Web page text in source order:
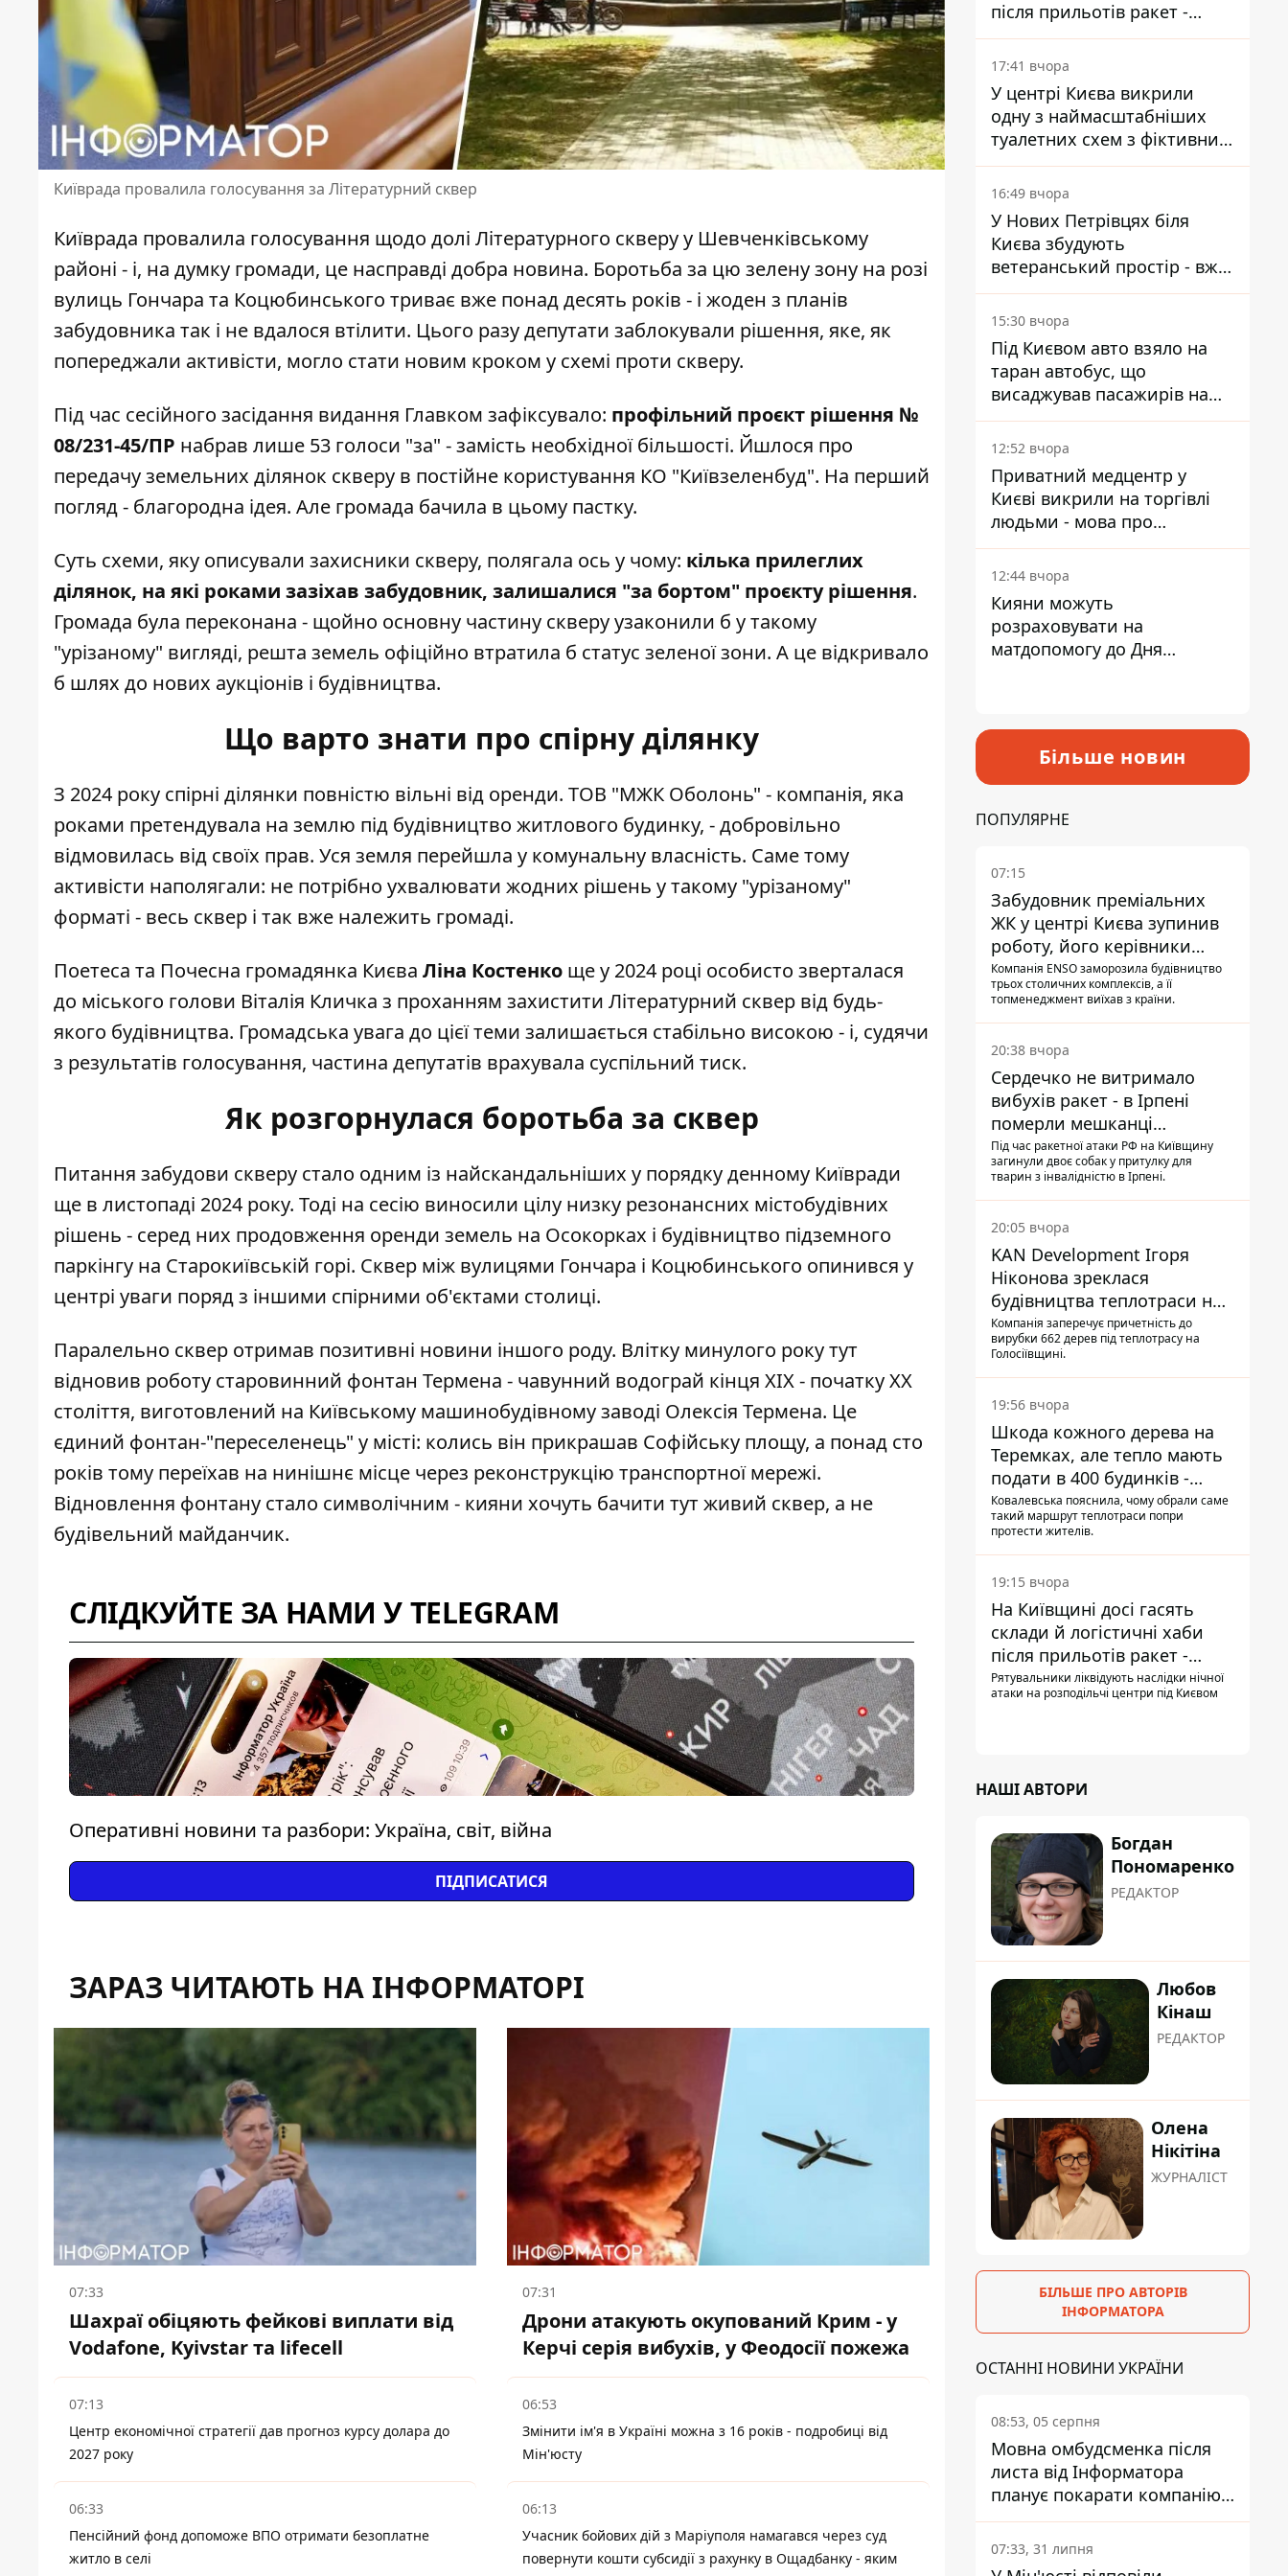
Київрада провалила голосування за Літературний сквер
Київрада провалила голосування щодо долі Літературного скверу у Шевченківському
районі - і, на думку громади, це насправді добра новина. Боротьба за цю зелену зону на розі
вулиць Гончара та Коцюбинського триває вже понад десять років - і жоден з планів
забудовника так і не вдалося втілити. Цього разу депутати заблокували рішення, яке, як
попереджали активісти, могло стати новим кроком у схемі проти скверу.
Під час сесійного засідання видання Главком зафіксувало: профільний проєкт рішення №
08/231-45/ПР набрав лише 53 голоси "за" - замість необхідної більшості. Йшлося про
передачу земельних ділянок скверу в постійне користування КО "Київзеленбуд". На перший
погляд - благородна ідея. Але громада бачила в цьому пастку.
Суть схеми, яку описували захисники скверу, полягала ось у чому: кілька прилеглих
ділянок, на які роками зазіхав забудовник, залишалися "за бортом" проєкту рішення.
Громада була переконана - щойно основну частину скверу узаконили б у такому
"урізаному" вигляді, решта земель офіційно втратила б статус зеленої зони. А це відкривало
б шлях до нових аукціонів і будівництва.
Що варто знати про спірну ділянку
З 2024 року спірні ділянки повністю вільні від оренди. ТОВ "МЖК Оболонь" - компанія, яка
роками претендувала на землю під будівництво житлового будинку, - добровільно
відмовилась від своїх прав. Уся земля перейшла у комунальну власність. Саме тому
активісти наполягали: не потрібно ухвалювати жодних рішень у такому "урізаному"
форматі - весь сквер і так вже належить громаді.
Поетеса та Почесна громадянка Києва Ліна Костенко ще у 2024 році особисто зверталася
до міського голови Віталія Кличка з проханням захистити Літературний сквер від будь-
якого будівництва. Громадська увага до цієї теми залишається стабільно високою - і, судячи
з результатів голосування, частина депутатів врахувала суспільний тиск.
Як розгорнулася боротьба за сквер
Питання забудови скверу стало одним із найскандальніших у порядку денному Київради
ще в листопаді 2024 року. Тоді на сесію виносили цілу низку резонансних містобудівних
рішень - серед них продовження оренди земель на Осокорках і будівництво підземного
паркінгу на Старокиївській горі. Сквер між вулицями Гончара і Коцюбинського опинився у
центрі уваги поряд з іншими спірними об'єктами столиці.
Паралельно сквер отримав позитивні новини іншого роду. Влітку минулого року тут
відновив роботу старовинний фонтан Термена - чавунний водограй кінця XIX - початку XX
століття, виготовлений на Київському машинобудівному заводі Олексія Термена. Це
єдиний фонтан-"переселенець" у місті: колись він прикрашав Софійську площу, а понад сто
років тому переїхав на нинішнє місце через реконструкцію транспортної мережі.
Відновлення фонтану стало символічним - кияни хочуть бачити тут живий сквер, а не
будівельний майданчик.
СЛІДКУЙТЕ ЗА НАМИ У TELEGRAM
Оперативні новини та разбори: Україна, світ, війна
ПІДПИСАТИСЯ
ЗАРАЗ ЧИТАЮТЬ НА ІНФОРМАТОРІ
07:33
Шахраї обіцяють фейкові виплати від
Vodafone, Kyivstar та lifecell
07:31
Дрони атакують окупований Крим - у
Керчі серія вибухів, у Феодосії пожежа
07:13
Центр економічної стратегії дав прогноз курсу долара до
2027 року
06:53
Змінити ім'я в Україні можна з 16 років - подробиці від
Мін'юсту
06:33
Пенсійний фонд допоможе ВПО отримати безоплатне
житло в селі
06:13
Учасник бойових дій з Маріуполя намагався через суд
повернути кошти субсидії з рахунку в Ощадбанку - яким
після прильотів ракет -
ДСНС
17:41 вчора
У центрі Києва викрили
одну з наймасштабніших
туалетних схем з фіктивним
будинком
16:49 вчора
У Нових Петрівцях біля
Києва збудують
ветеранський простір - вже
знайшли проєктанта
15:30 вчора
Під Києвом авто взяло на
таран автобус, що
висаджував пасажирів на
зупинці - пасажирка в
лікарні
12:52 вчора
Приватний медцентр у
Києві викрили на торгівлі
людьми - мова про
сурогатне материнство
12:44 вчора
Кияни можуть
розраховувати на
матдопомогу до Дня
Більше новин
ПОПУЛЯРНЕ
07:15
Забудовник преміальних
ЖК у центрі Києва зупинив
роботу, його керівники
втекли з України - Bihus.info
Компанія ENSO заморозила будівництво
трьох столичних комплексів, а її
топменеджмент виїхав з країни.
20:38 вчора
Сердечко не витримало
вибухів ракет - в Ірпені
померли мешканці
притулку для собак з
інвалідністю
Під час ракетної атаки РФ на Київщину
загинули двоє собак у притулку для
тварин з інвалідністю в Ірпені.
20:05 вчора
KAN Development Ігоря
Ніконова зреклася
будівництва теплотраси на
Теремках
Компанія заперечує причетність до
вирубки 662 дерев під теплотрасу на
Голосіївщині.
19:56 вчора
Шкода кожного дерева на
Теремках, але тепло мають
подати в 400 будинків -
депутатка Київради
Ковалевська пояснила, чому обрали саме
такий маршрут теплотраси попри
протести жителів.
19:15 вчора
На Київщині досі гасять
склади й логістичні хаби
після прильотів ракет -
ДСНС
Рятувальники ліквідують наслідки нічної
атаки на розподільчі центри під Києвом
НАШІ АВТОРИ
Богдан
Пономаренко
РЕДАКТОР
Любов
Кінаш
РЕДАКТОР
Олена
Нікітіна
ЖУРНАЛІСТ
БІЛЬШЕ ПРО АВТОРІВ
ІНФОРМАТОРА
ОСТАННІ НОВИНИ УКРАЇНИ
08:53, 05 серпня
Мовна омбудсменка після
листа від Інформатора
планує покарати компанію-
підрядника ПриватБанку
07:33, 31 липня